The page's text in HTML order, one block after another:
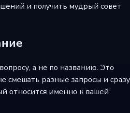
и получить мудрый совет
а не по названию. Это
смешать разные запросы и сразу
относится именно к вашей